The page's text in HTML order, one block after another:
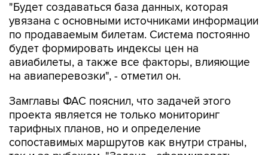
"Будет создаваться база данных, которая
увязана с основными источниками информации
по продаваемым билетам. Система постоянно
будет формировать индексы цен на
авиабилеты, а также все факторы, влияющие
на авиаперевозки", - отметил он.
Замглавы ФАС пояснил, что задачей этого
проекта является не только мониторинг
тарифных планов, но и определение
сопоставимых маршрутов как внутри страны,